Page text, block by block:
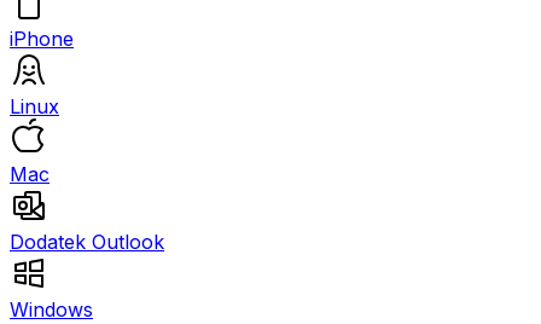
iPhone
Linux
Mac
Dodatek Outlook
Windows